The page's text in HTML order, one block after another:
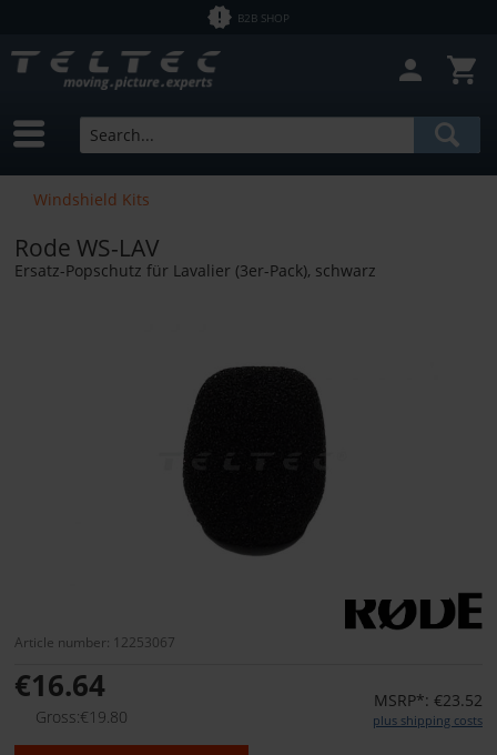
B2B SHOP
Windshield Kits
Rode WS-LAV
Ersatz-Popschutz für Lavalier (3er-Pack), schwarz
Article number: 12253067
€16.64
Gross:€19.80
MSRP*: €23.52
plus shipping costs